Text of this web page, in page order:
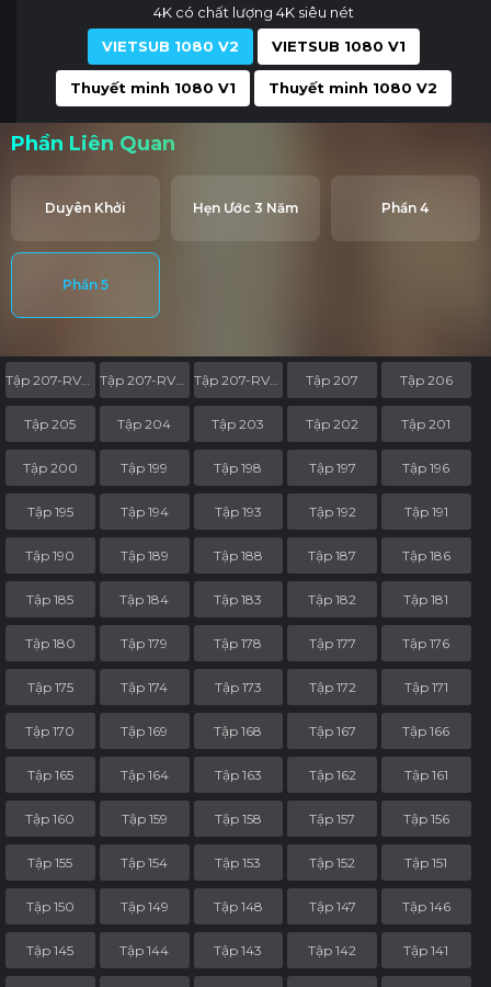
4K có chất lượng 4K siêu nét
VIETSUB 1080 V2
VIETSUB 1080 V1
Thuyết minh 1080 V1 Thuyết minh 1080 V2
Phần Liên Quan
Duyên Khởi Hẹn Ước 3 Năm Phần 4
Phần 5
Tập 207-RV04 Tập 207-RV03 Tập 207 Tập 206
Tập 205 Tập 204 Tập 203 Tập 202 Tập 201
Tập 200 Tập 199 Tập 198 Tập 197 Tập 196
Tập 195 Tập 194 Tập 193 Tập 192 Tập 191
Tập 190 Tập 189 Tập 188 Tập 187 Tập 186
Tập 185 Tập 184 Tập 183 Tập 182 Tập 181
Tập 180 Tập 179 Tập 178 Tập 177 Tập 176
Tập 175 Tập 174 Tập 173 Tập 172 Tập 171
Tập 170 Tập 169 Tập 168 Tập 167 Tập 166
Tập 165 Tập 164 Tập 163 Tập 162 Tập 161
Tập 160 Tập 159 Tập 158 Tập 157 Tập 156
Tập 155 Tập 154 Tập 153 Tập 152 Tập 151
Tập 150 Tập 149 Tập 148 Tập 147 Tập 146
Tập 145 Tập 144 Tập 143 Tập 142 Tập 141